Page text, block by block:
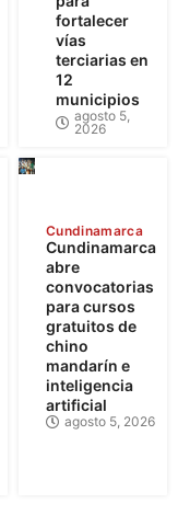
fortalecer
vías
terciarias en
12
municipios
agosto 5,
2026
Cundinamarca
Cundinamarca
abre
convocatorias
para cursos
gratuitos de
chino
mandarín e
inteligencia
artificial
agosto 5, 2026